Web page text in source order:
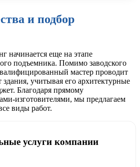
и подбор
начинается еще на этапе
подъемника. Помимо заводского
мастер проводит
учитывая его архитектурные
Благодаря прямому
изготовителями, мы предлагаем
виды работ.
услуги компании